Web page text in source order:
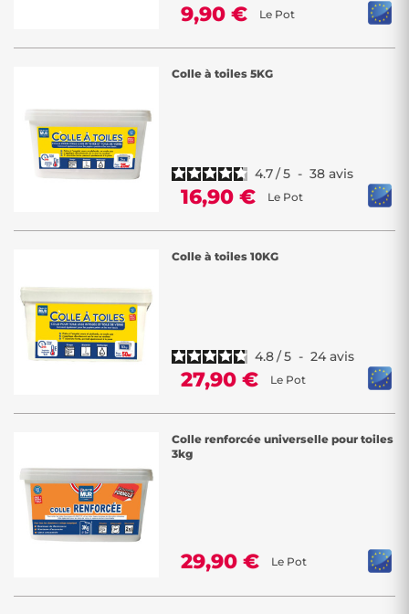
9,90 € Le Pot
Colle à toiles 5KG
4.7/5 - 38 avis
16,90 € Le Pot
Colle à toiles 10KG
4.8/5 - 24 avis
27,90 € Le Pot
Colle renforcée universelle pour toiles
3kg
29,90 € Le Pot